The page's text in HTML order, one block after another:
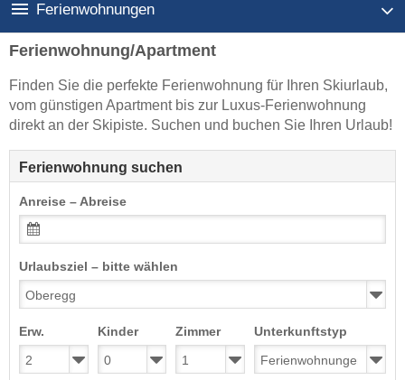
Ferienwohnungen
Ferienwohnung/Apartment
Finden Sie die perfekte Ferienwohnung für Ihren Skiurlaub,
vom günstigen Apartment bis zur Luxus-Ferienwohnung
direkt an der Skipiste. Suchen und buchen Sie Ihren Urlaub!
Ferienwohnung suchen
Anreise – Abreise
Urlaubsziel – bitte wählen
Erw. Kinder Zimmer Unterkunftstyp